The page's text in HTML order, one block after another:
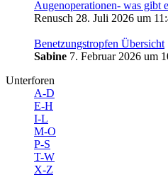
Augenoperationen- was gibt
Renusch 28. Juli 2026 um
Benetzungstropfen Übersicht
Sabine 7. Februar 2026 um
Unterforen
A-D
E-H
I-L
M-O
P-S
T-W
X-Z